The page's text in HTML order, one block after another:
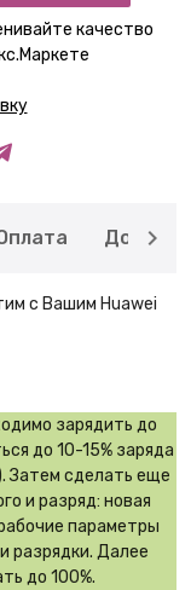
с Вашим Huawei
зарядить до
до 10-15% заряда
Затем сделать еще
и разряд: новая
параметры
разрядки. Далее
до 100%.